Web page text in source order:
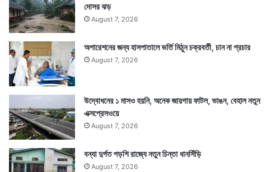
দোসর ঝড়
August 7, 2026
অপারেশনের জন্য হাসপাতালে ভর্তি মিঠুন চক্রবর্তী, চান না প্রচার
August 7, 2026
উদ্বোধনের ১ মাসও হয়নি, অনেক জায়গায় ফাটল, ভাঙন, বেহাল নতুন
এক্সপ্রেসওয়ে
August 7, 2026
বন্যা দুর্গত পড়শি রাজ্যে নতুন চিন্তা ধানসিঁড়ি
August 7, 2026